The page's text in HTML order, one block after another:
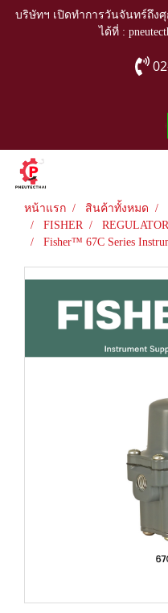
บริษัทฯ เปิดทำการวันจันทร์ถึงศุ
ได้ที่ :
หน้าแรก สินค้าทั้งหมด
FISHER
Fisher™ 67C Series